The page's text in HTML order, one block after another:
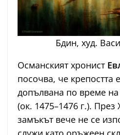
Бдин, худ.
Османският хронист
посочва, че крепостта
допълвана по време на
(ок. 1475–1476 г.). През
замъкът вече не се